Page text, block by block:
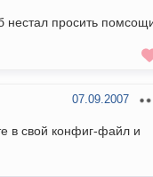
нестал просить
07.09.2007
в свой конфиг-файл и